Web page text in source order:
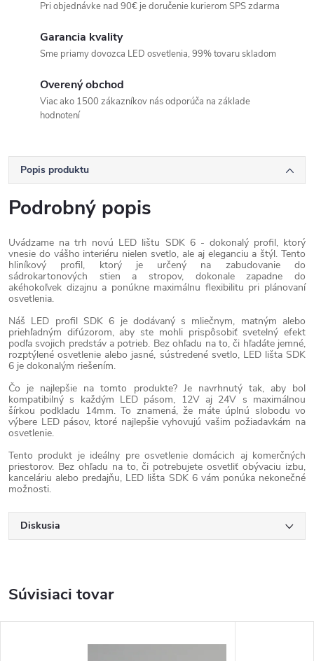
Pri objednávke nad 90€ je doručenie kurierom SPS zdarma
Garancia kvality
Sme priamy dovozca LED osvetlenia, 99% tovaru skladom
Overený obchod
Viac ako 1500 zákazníkov nás odporúča na základe
hodnotení
Popis produktu
Podrobný popis
Uvádzame na trh novú LED lištu SDK 6 - dokonalý profil, ktorý
vnesie do vášho interiéru nielen svetlo, ale aj eleganciu a štýl. Tento
hliníkový profil, ktorý je určený na zabudovanie do
sádrokartonových stien a stropov, dokonale zapadne do
akéhokoľvek dizajnu a ponúkne maximálnu flexibilitu pri plánovaní
osvetlenia.
Náš LED profil SDK 6 je dodávaný s mliečnym, matným alebo
priehľadným difúzorom, aby ste mohli prispôsobiť svetelný efekt
podľa svojich predstáv a potrieb. Bez ohľadu na to, či hľadáte jemné,
rozptýlené osvetlenie alebo jasné, sústredené svetlo, LED lišta SDK
6 je dokonalým riešením.
Čo je najlepšie na tomto produkte? Je navrhnutý tak, aby bol
kompatibilný s každým LED pásom, 12V aj 24V s maximálnou
šírkou podkladu 14mm. To znamená, že máte úplnú slobodu vo
výbere LED pásov, ktoré najlepšie vyhovujú vašim požiadavkám na
osvetlenie.
Tento produkt je ideálny pre osvetlenie domácich aj komerčných
priestorov. Bez ohľadu na to, či potrebujete osvetliť obývaciu izbu,
kanceláriu alebo predajňu, LED lišta SDK 6 vám ponúka nekonečné
možnosti.
Diskusia
Súvisiaci tovar